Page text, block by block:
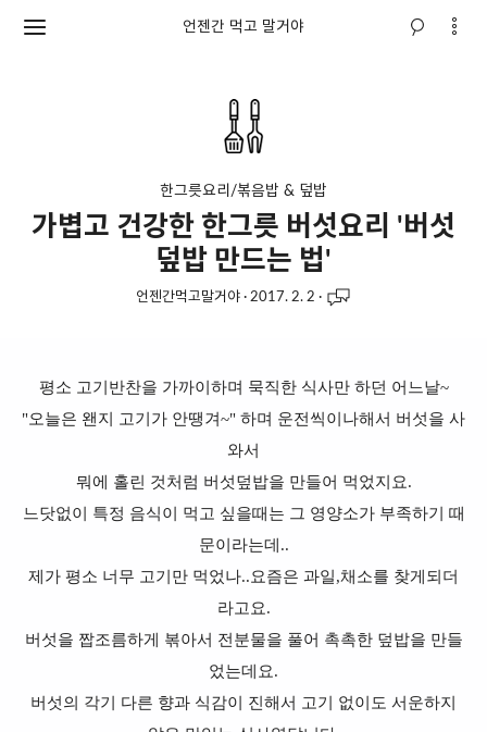
언젠간 먹고 말거야
한그릇요리/볶음밥 & 덮밥
가볍고 건강한 한그릇 버섯요리 '버섯
덮밥 만드는 법'
언젠간먹고말거야· 2017. 2. 2 ·
평소 고기반찬을 가까이하며 묵직한 식사만 하던 어느날~
"오늘은 왠지 고기가 안땡겨~" 하며 운전씩이나해서 버섯을 사
와서
뭐에 홀린 것처럼 버섯덮밥을 만들어 먹었지요.
느닷없이 특정 음식이 먹고 싶을때는 그 영양소가 부족하기 때
문이라는데..
제가 평소 너무 고기만 먹었나..요즘은 과일,채소를 찾게되더
라고요.
버섯을 짭조름하게 볶아서 전분물을 풀어 촉촉한 덮밥을 만들
었는데요.
버섯의 각기 다른 향과 식감이 진해서 고기 없이도 서운하지